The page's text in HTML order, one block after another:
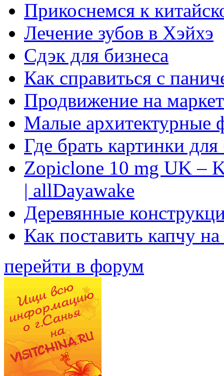
Прикоснемся к
Лечение зубов в Хэйхэ
Сдэк для бизнеса
Как справиться с
Продвижение на
Малые архитектурные
Где брать картинки
Zopiclone 10 mg UK –
| allDayawake
Деревянные
Как поставить капчу
перейти в форум